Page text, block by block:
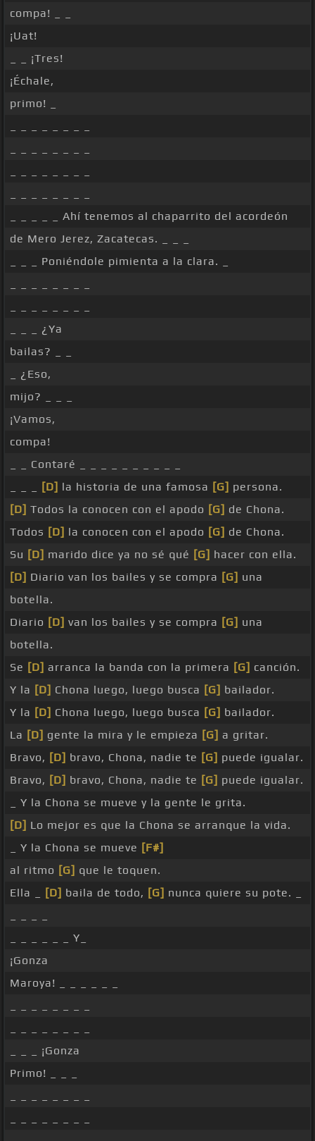
compa! _ _
¡Uat!
_ _ ¡Tres!
¡Échale,
primo! _
_ _ _ _ _ Ahí tenemos al chaparrito del acordeón
de Mero Jerez, Zacatecas. _ _ _
_ _ _ Poniéndole pimienta a la clara. _
_ _ _ ¿Ya
bailas? _ _
_ ¿Eso,
mijo? _ _ _
¡Vamos,
compa!
_ _ Contaré _ _ _ _ _ _ _ _ _ _
[D] la historia de una famosa [G] persona.
[D] Todos la conocen con el apodo [G] de Chona.
Todos [D] la conocen con el apodo [G] de Chona.
Su [D] marido dice ya no sé qué [G] hacer con ella.
[D] Diario van los bailes y se compra [G] una
botella.
Diario [D] van los bailes y se compra [G] una
botella.
Se [D] arranca la banda con la primera [G] canción.
Y la [D] Chona luego, luego busca [G] bailador.
Y la [D] Chona luego, luego busca [G] bailador.
La [D] gente la mira y le empieza [G] a gritar.
Bravo, [D] bravo, Chona, nadie te [G] puede igualar.
Bravo, [D] bravo, Chona, nadie te [G] puede igualar.
_ Y la Chona se mueve y la gente le grita.
[D] Lo mejor es que la Chona se arranque la vida.
_ Y la Chona se mueve [F#]
al ritmo [G] que le toquen.
Ella _
[D] baila de todo, [G] nunca quiere su pote. _
_ _ _ _ _ _ Y_
¡Gonza
Maroya! _ _ _ _ _ _
_ _ _ ¡Gonza
Primo! _ _ _